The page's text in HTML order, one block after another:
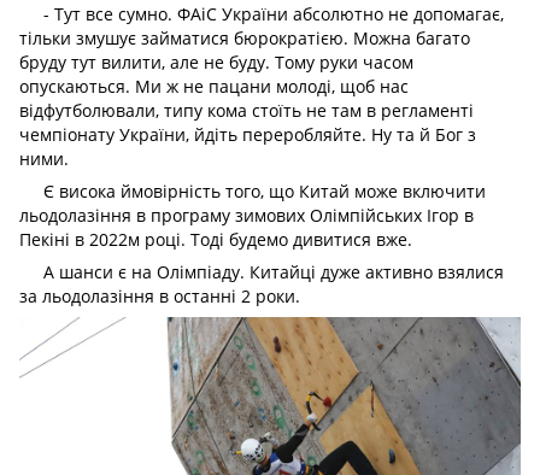
- Тут все сумно. ФАіС України абсолютно не допомагає,
тільки змушує займатися бюрократією. Можна багато
бруду тут вилити, але не буду. Тому руки часом
опускаються. Ми ж не пацани молоді, щоб нас
відфутболювали, типу кома стоїть не там в регламенті
чемпіонату України, йдіть переробляйте. Ну та й Бог з
ними.
Є висока ймовірність того, що Китай може включити
льодолазіння в програму зимових Олімпійських Ігор в
Пекіні в 2022м році. Тоді будемо дивитися вже.
А шанси є на Олімпіаду. Китайці дуже активно взялися
за льодолазіння в останні 2 роки.